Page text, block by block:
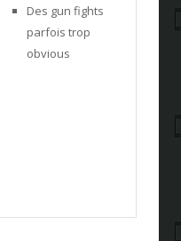
Des gun fights
parfois trop
obvious